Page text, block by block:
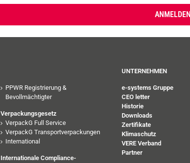
ANMELDEN
PPWR Registrierung &
Bevollmächtigter
Verpackungsgesetz
VerpackG Full Service
VerpackG Transportverpackungen
International
Internationale Compliance-
UNTERNEHMEN
e-systems Gruppe
CEO letter
Historie
Downloads
Zertifikate
Klimaschutz
VERE Verband
Partner